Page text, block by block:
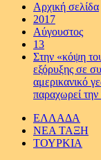
Αρχική σελίδα
2017
Αύγουστος
13
Στην «κόψη
εξόρυξης σε
αμερικανικό
παραχωρεί
ΕΛΛΑΔΑ
ΝΕΑ ΤΑΞΗ
ΤΟΥΡΚΙΑ